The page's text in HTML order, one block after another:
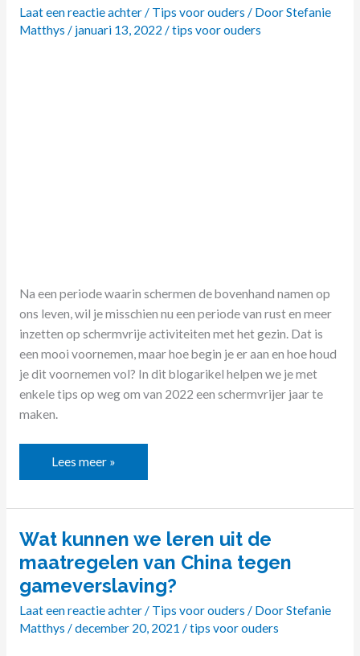
Laat een reactie achter/ Tips voor ouders / DoorStefanie
Matthys / januari 13, 2022 /tips voor ouders
Na een periode waarin schermen de bovenhand namen op
ons leven, wil je misschien nu een periode van rust en meer
inzetten op schermvrije activiteiten met het gezin. Dat is
een mooi voornemen, maar hoe begin je er aan en hoe houd
je dit voornemen vol? In dit blogarikel helpen we je met
enkele tips op weg om van 2022 een schermvrijer jaar te
maken.
Lees meer »
Wat kunnen we leren uit de
maatregelen van China tegen
gameverslaving?
Laat een reactie achter/ Tips voor ouders / DoorStefanie
Matthys /december 20, 2021 /tips voor ouders
Wat
kunnen
leren
uit
de